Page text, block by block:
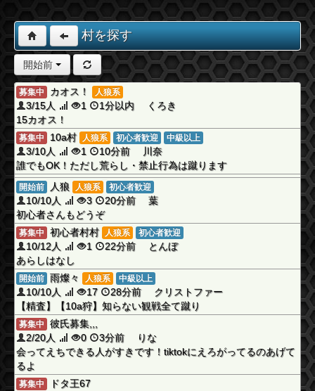
村を探す
開始前
募集中 カオス！ 人狼系
3/15人 1
1分以内 くろき
15カオス！
募集中 10a村 人狼系 初心者歓迎 中級以上
3/10人 1
10分前 川奈
誰でもOK！ただし荒らし・禁止行為は蹴ります
開始前 人狼 人狼系 初心者歓迎
10/10人 3
20分前 葉
初心者さんもどうぞ
募集中 初心者村村 人狼系 初心者歓迎
10/12人 1
22分前 とんぼ
あらしはなし
開始前 雨燦々 人狼系 中級以上
10/10人 17
28分前 クリストファー
【精査】【10a狩】知らない観戦全て蹴り
募集中
彼氏募集,,,
2/20人
0
3分前 りな
会ってえちできる人がすきです！tiktokにえろがってるのあげて
るよ
募集中
ドタ王67